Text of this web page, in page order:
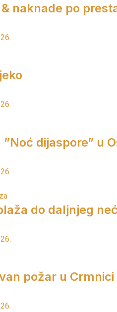
naknade po
dijaspore” u
do daljnjeg
požar u Crmnici